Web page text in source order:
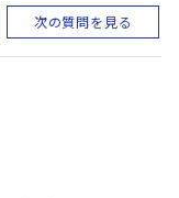
次の質問を見る